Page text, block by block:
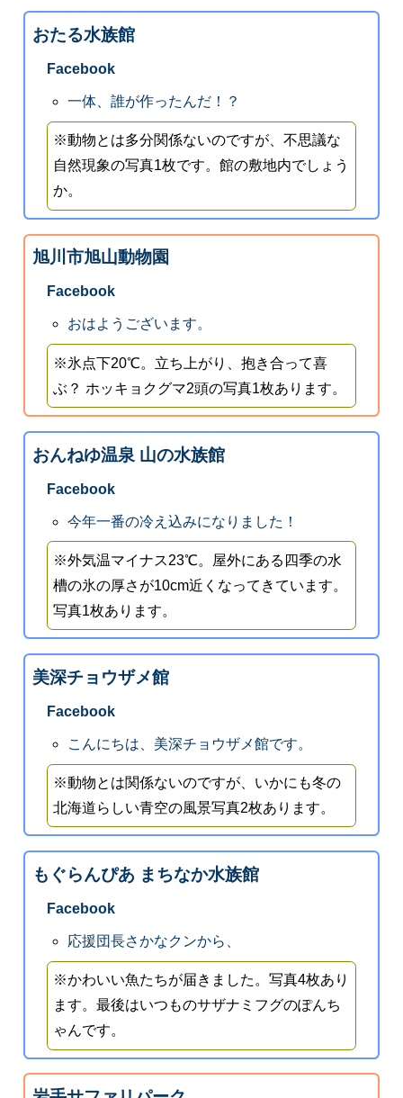
おたる水族館
Facebook
一体、誰が作ったんだ！？
※動物とは多分関係ないのですが、不思議な
自然現象の写真1枚です。館の敷地内でしょう
か。
旭川市旭山動物園
Facebook
おはようございます。
※氷点下20℃。立ち上がり、抱き合って喜
ぶ？ ホッキョクグマ2頭の写真1枚あります。
おんねゆ温泉 山の水族館
Facebook
今年一番の冷え込みになりました！
※外気温マイナス23℃。屋外にある四季の水
槽の氷の厚さが10cm近くなってきています。
写真1枚あります。
美深チョウザメ館
Facebook
こんにちは、美深チョウザメ館です。
※動物とは関係ないのですが、いかにも冬の
北海道らしい青空の風景写真2枚あります。
もぐらんぴあ まちなか水族館
Facebook
応援団長さかなクンから、
※かわいい魚たちが届きました。写真4枚あり
ます。最後はいつものサザナミフグのぽんち
ゃんです。